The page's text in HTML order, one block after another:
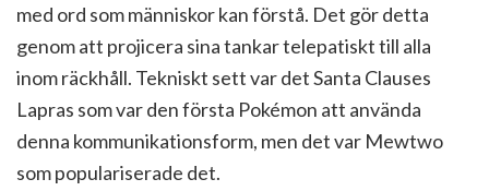
med ord som människor kan förstå. Det gör detta
genom att projicera sina tankar telepatiskt till alla
inom räckhåll. Tekniskt sett var det Santa Clauses
Lapras som var den första Pokémon att använda
denna kommunikationsform, men det var Mewtwo
som populariserade det.